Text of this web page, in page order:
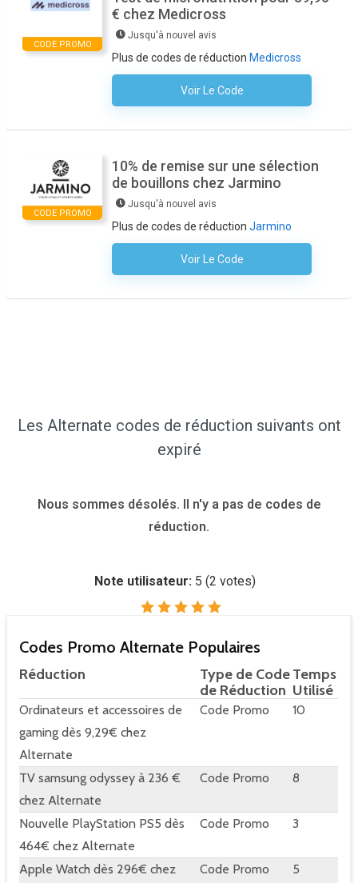
CODE PROMO
€ chez Medicross
Jusqu'à nouvel avis
Plus de codes de réduction Medicross
Voir Le Code
Aucun Code N'est Nécessaire
CODE PROMO
10% de remise sur une sélection
de bouillons chez Jarmino
Jusqu'à nouvel avis
Plus de codes de réduction Jarmino
Voir Le Code
Aucun Code N'est Nécessaire
Les Alternate codes de réduction suivants ont
expiré
Nous sommes désolés. Il n'y a pas de codes de
réduction.
Note utilisateur: 5 (2 votes)
Codes Promo Alternate Populaires
Réduction
Type de Code
de Réduction
Temps
Utilisé
Ordinateurs et accessoires de
gaming dès 9,29€ chez
Alternate
Code Promo 10
TV samsung odyssey à 236 €
chez Alternate
Code Promo 8
Nouvelle PlayStation PS5 dès
464€ chez Alternate
Code Promo 3
Apple Watch dès 296€ chez
Code Promo 5